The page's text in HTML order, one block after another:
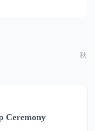
秋
Ceremony